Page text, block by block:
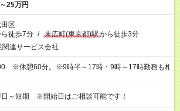
25万円
区
徒歩7分 / 末広町(東京都)駅から徒歩3分
関連サービス会社
※休憩60分。※9時半～17時・9時～17時勤務も相
日～短期 ※開始日はご相談可能です！